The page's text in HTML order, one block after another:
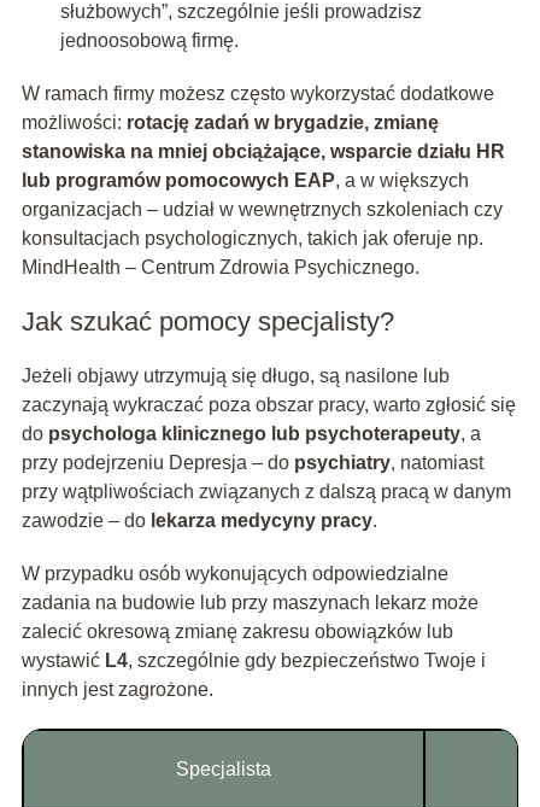
służbowych”, szczególnie jeśli prowadzisz
jednoosobową firmę.
W ramach firmy możesz często wykorzystać dodatkowe
możliwości: rotację zadań w brygadzie, zmianę
stanowiska na mniej obciążające, wsparcie działu HR
lub programów pomocowych EAP, a w większych
organizacjach – udział w wewnętrznych szkoleniach czy
konsultacjach psychologicznych, takich jak oferuje np.
MindHealth – Centrum Zdrowia Psychicznego.
Jak szukać pomocy specjalisty?
Jeżeli objawy utrzymują się długo, są nasilone lub
zaczynają wykraczać poza obszar pracy, warto zgłosić się
do psychologa klinicznego lub psychoterapeuty, a
przy podejrzeniu Depresja – do psychiatry, natomiast
przy wątpliwościach związanych z dalszą pracą w danym
zawodzie – do lekarza medycyny pracy.
W przypadku osób wykonujących odpowiedzialne
zadania na budowie lub przy maszynach lekarz może
zalecić okresową zmianę zakresu obowiązków lub
wystawić L4, szczególnie gdy bezpieczeństwo Twoje i
innych jest zagrożone.
Specjalista